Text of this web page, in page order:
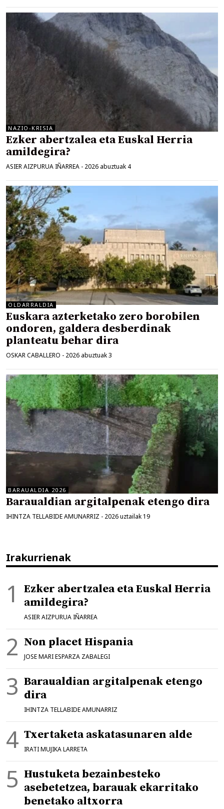
NAZIO-KRISIA
Ezker abertzalea eta Euskal Herria
amildegira?
ASIER AIZPURUA IÑARREA - 2026 abuztuak 4
OLDARRALDIA
Euskara azterketako zero borobilen
ondoren, galdera desberdinak
planteatu behar dira
OSKAR CABALLERO - 2026 abuztuak 3
BARAUALDIA 2026
Baraualdian argitalpenak etengo dira
IHINTZA TELLABIDE AMUNARRIZ - 2026 uztailak 19
Irakurrienak
Ezker abertzalea eta Euskal Herria
amildegira?
ASIER AIZPURUA IÑARREA
Non placet Hispania
JOSE MARI ESPARZA ZABALEGI
Baraualdian argitalpenak etengo
dira
IHINTZA TELLABIDE AMUNARRIZ
Txertaketa askatasunaren alde
IRATI MUJIKA LARRETA
Hustuketa bezainbesteko
asebetetzea, barauak ekarritako
benetako altxorra